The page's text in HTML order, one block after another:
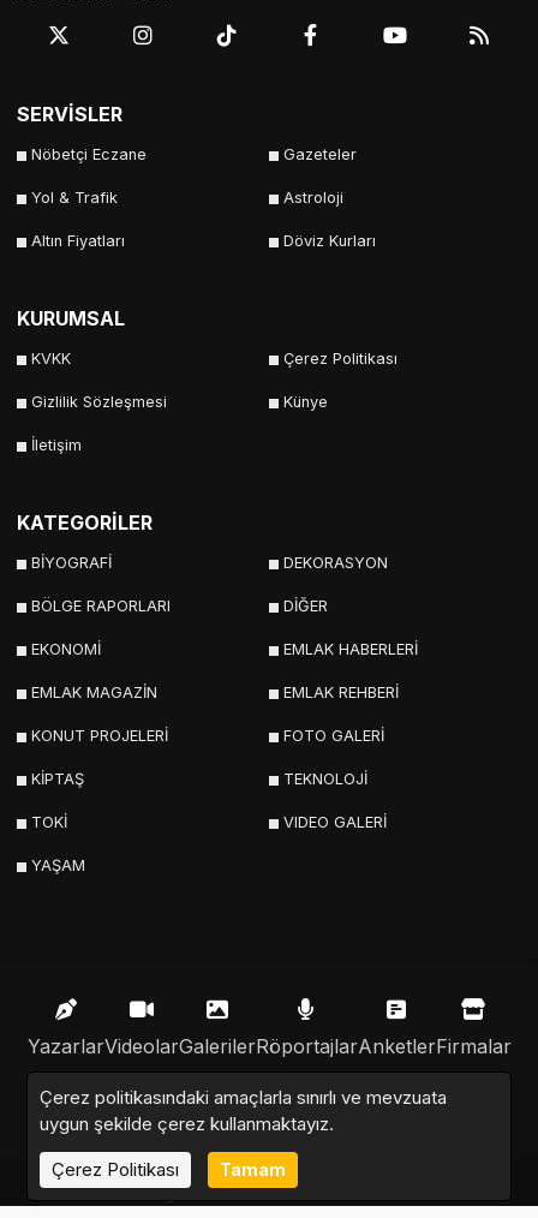
SERVİSLER
Nöbetçi Eczane Gazeteler
Yol & Trafik Astroloji
Altın Fiyatları Döviz Kurları
KURUMSAL
KVKK Çerez Politikası
Gizlilik Sözleşmesi Künye
İletişim
KATEGORİLER
BİYOGRAFİ DEKORASYON
BÖLGE RAPORLARI DİĞER
EKONOMİ EMLAK HABERLERİ
EMLAK MAGAZİN EMLAK REHBERİ
KONUT PROJELERİ FOTO GALERİ
KİPTAŞ TEKNOLOJİ
TOKİ VIDEO GALERİ
YAŞAM
YazarlarVideolarGalerilerRöportajlarAnketlerFirmalar
İlanlarResmi İlanlarSitemap
Emlak Nabzı © 2020 - 2025. Tüm Hakları Saklıdır.
Çerez politikasındaki amaçlarla sınırlı ve mevzuata
uygun şekilde çerez kullanmaktayız.
Çerez Politikası
Tamam